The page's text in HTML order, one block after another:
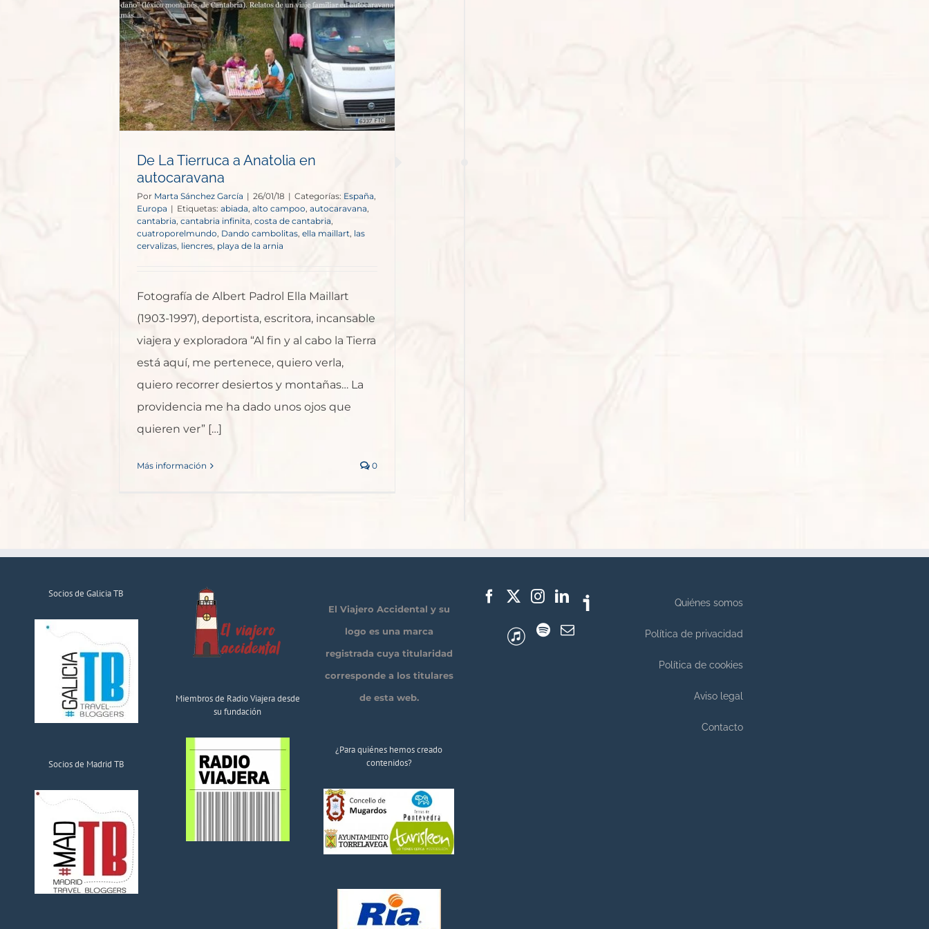
De La Tierruca a Anatolia en
autocaravana
Por Marta Sánchez García | 26/01/18 | Categorías: España,
Europa | Etiquetas: abiada, alto campoo, autocaravana,
cantabria, cantabria infinita, costa de cantabria,
cuatroporelmundo, Dando cambolitas, ella maillart, las
cervalizas, liencres, playa de la arnia
Fotografía de Albert Padrol Ella Maillart
(1903-1997), deportista, escritora, incansable
viajera y exploradora “Al fin y al cabo la Tierra
está aquí, me pertenece, quiero verla,
quiero recorrer desiertos y montañas… La
providencia me ha dado unos ojos que
quieren ver” […]
Más información 0
Socios de Galicia TB
Socios de Madrid TB
Miembros de Radio Viajera desde
su fundación
El Viajero Accidental y su
logo es una marca
registrada cuya titularidad
corresponde a los titulares
de esta web.
¿Para quiénes hemos creado
contenidos?
Quiénes somos
Política de privacidad
Política de cookies
Aviso legal
Contacto